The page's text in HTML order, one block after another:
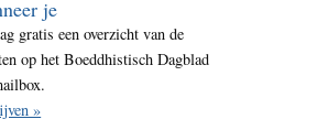
je
gratis een overzicht van de
op het Boeddhistisch Dagblad
»